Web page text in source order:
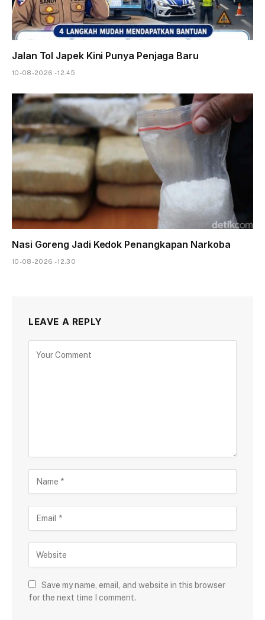
Jalan Tol Japek Kini Punya Penjaga Baru
10-08-2026 - 12.45
Nasi Goreng Jadi Kedok Penangkapan Narkoba
10-08-2026 - 12.30
LEAVE A REPLY
Save my name, email, and website in this browser
for the next time I comment.